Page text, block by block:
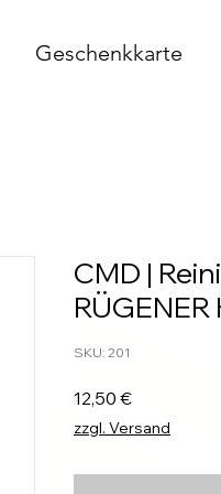
Geschenkkarte
CMD |
RÜGENER
SKU: 201
12,50 €Prezzo
zzgl. Versand